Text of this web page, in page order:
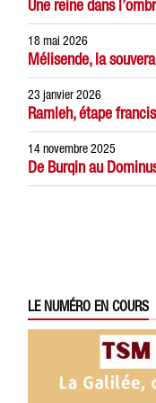
Une reine dans
18 mai 2026
Mélisende, la
23 janvier 2026
Ramleh, étape
14 novembre 2025
De Burqin au
LE NUMÉRO EN COURS